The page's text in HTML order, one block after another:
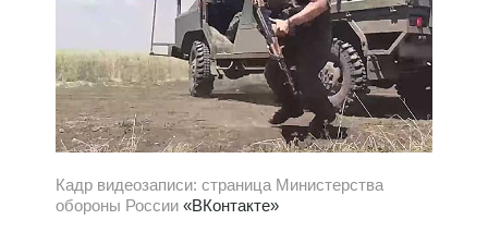
Кадр видеозаписи: страница Министерства
обороны России «ВКонтакте»